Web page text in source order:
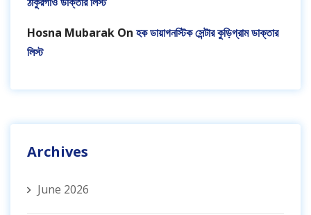
Hosna Mubarak On হক ডায়াগনস্টিক সেন্টার কুড়িগ্রাম ডাক্তার
লিস্ট
Archives
June 2026